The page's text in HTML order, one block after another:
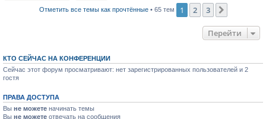
Отметить все темы как прочтённые• 65 тем 1 2 3
Перейти
КТО СЕЙЧАС НА КОНФЕРЕНЦИИ
Сейчас этот форум просматривают: нет зарегистрированных пользователей и 2
гостя
ПРАВА ДОСТУПА
Вы не можете начинать темы
Вы не можете отвечать на сообщения